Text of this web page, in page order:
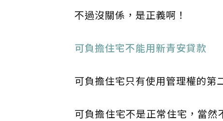
不過沒關係，是正義啊！
​可負擔住宅不能用新青安貸款
可負擔住宅只有使用管理權的第
可負擔住宅不是正常住宅，當